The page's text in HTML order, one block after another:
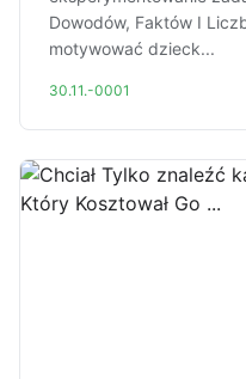
Dowodów, Faktów I
motywować dzieck...
30.11.-0001